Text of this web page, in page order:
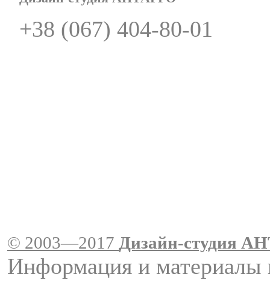
+38 (067) 404-80-01
© 2003—2017 Дизайн-студия
Информация и материалы